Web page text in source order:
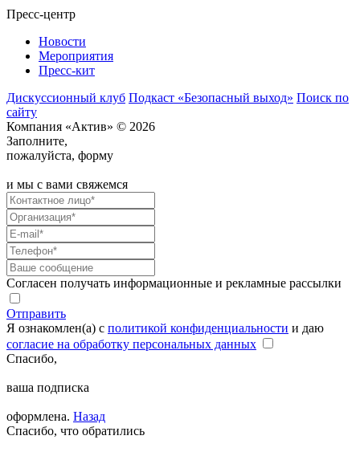
Пресс-центр
Новости
Мероприятия
Пресс-кит
Дискуссионный клуб Подкаст «Безопасный выход» Поиск по
сайту
Компания «Актив» © 2026
Заполните,
пожалуйста, форму
и мы с вами свяжемся
Согласен получать информационные и рекламные рассылки
Отправить
Я ознакомлен(а) с политикой конфиденциальности и даю
согласие на обработку персональных данных
Спасибо,
ваша подписка
оформлена. Назад
Спасибо, что обратились